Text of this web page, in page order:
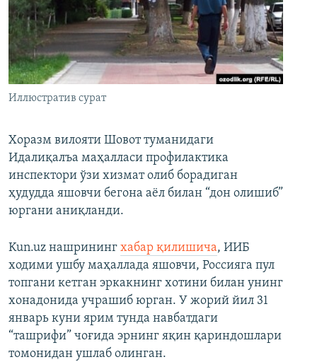
Иллюстратив сурат
Хоразм вилояти Шовот туманидаги
Идалиқалъа маҳалласи профилактика
инспектори ўзи хизмат олиб борадиган
ҳудудда яшовчи бегона аёл билан “дон олишиб”
юргани аниқланди.
Kun.uz нашрининг хабар қилишича, ИИБ
ходими ушбу маҳаллада яшовчи, Россияга пул
топгани кетган эркакнинг хотини билан унинг
хонадонида учрашиб юрган. У жорий йил 31
январь куни ярим тунда навбатдаги
“ташрифи” чоғида эрнинг яқин қариндошлари
томонидан ушлаб олинган.